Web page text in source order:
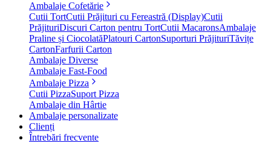
Ambalaje Cofetărie
Cutii TortCutii Prăjituri cu Fereastră (Display)Cutii
PrăjituriDiscuri Carton pentru TortCutii MacaronsAmbalaje
Praline și CiocolatăPlatouri CartonSuporturi PrăjituriTăvițe
CartonFarfurii Carton
Ambalaje Diverse
Ambalaje Fast-Food
Ambalaje Pizza
Cutii PizzaSuport Pizza
Ambalaje din Hârtie
Ambalaje personalizate
Clienți
Întrebări frecvente